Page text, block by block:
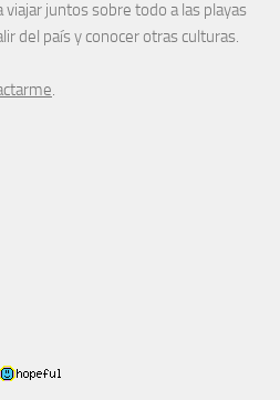
juntos sobre todo a las playas
del país y conocer otras culturas.
.